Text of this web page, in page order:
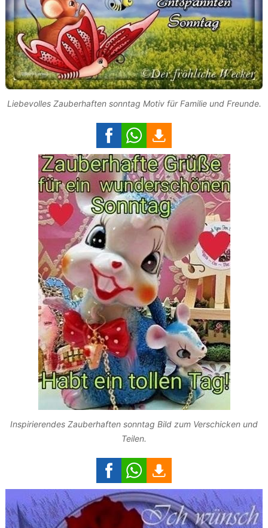
Liebevolles Zauberhaften sonntag Motiv für Familie und Freunde.
Inspirierendes Zauberhaften sonntag Bild zum Verschicken und
Teilen.